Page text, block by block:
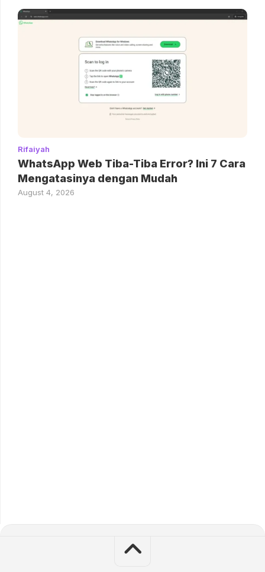
Rifaiyah
WhatsApp Web Tiba-Tiba Error? Ini 7 Cara
Mengatasinya dengan Mudah
August 4, 2026